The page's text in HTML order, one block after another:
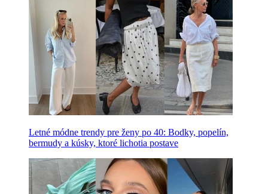
Letné módne trendy pre ženy po 40: Bodky, popelín,
bermudy a kúsky, ktoré lichotia postave